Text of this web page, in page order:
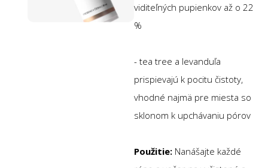
viditeľných pupienkov až o 22
%
- tea tree a levanduľa
prispievajú k pocitu čistoty,
vhodné najmä pre miesta so
sklonom k upchávaniu pórov
Použitie: Nanášajte každé